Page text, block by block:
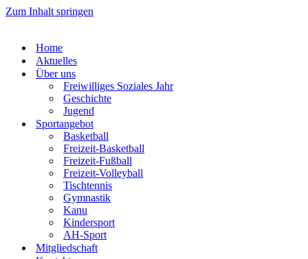
Zum Inhalt springen
Home
Aktuelles
Über uns
Freiwilliges Soziales Jahr
Geschichte
Jugend
Sportangebot
Basketball
Freizeit-Basketball
Freizeit-Fußball
Freizeit-Volleyball
Tischtennis
Gymnastik
Kanu
Kindersport
AH-Sport
Mitgliedschaft